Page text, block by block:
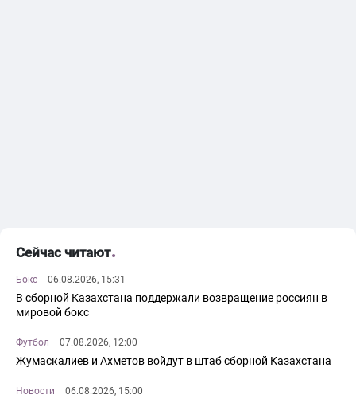
Сейчас читают
Бокс 06.08.2026, 15:31
В сборной Казахстана поддержали возвращение россиян в
мировой бокс
Футбол 07.08.2026, 12:00
Жумаскалиев и Ахметов войдут в штаб сборной Казахстана
Новости 06.08.2026, 15:00